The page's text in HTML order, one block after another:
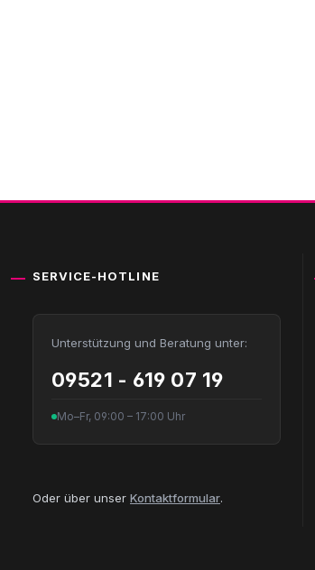
SERVICE-HOTLINE
Unterstützung und Beratung unter:
09521 - 619 07 19
Mo–Fr, 09:00 – 17:00 Uhr
Oder über unser Kontaktformular.